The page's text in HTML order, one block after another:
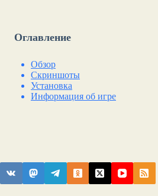
Оглавление
Обзор
Скриншоты
Установка
Информация об игре